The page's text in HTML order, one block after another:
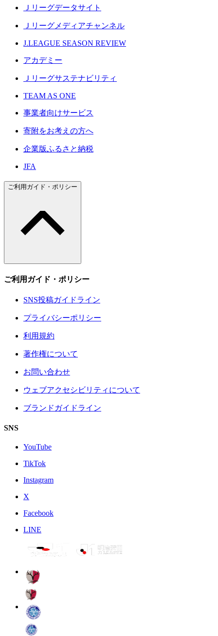
Ｊリーグデータサイト
Ｊリーグメディアチャンネル
J.LEAGUE SEASON REVIEW
アカデミー
Ｊリーグサステナビリティ
TEAM AS ONE
事業者向けサービス
寄附をお考えの方へ
企業版ふるさと納税
JFA
ご利用ガイド・ポリシー
ご利用ガイド・ポリシー
SNS投稿ガイドライン
プライバシーポリシー
利用規約
著作権について
お問い合わせ
ウェブアクセシビリティについて
ブランドガイドライン
SNS
YouTube
TikTok
Instagram
X
Facebook
LINE